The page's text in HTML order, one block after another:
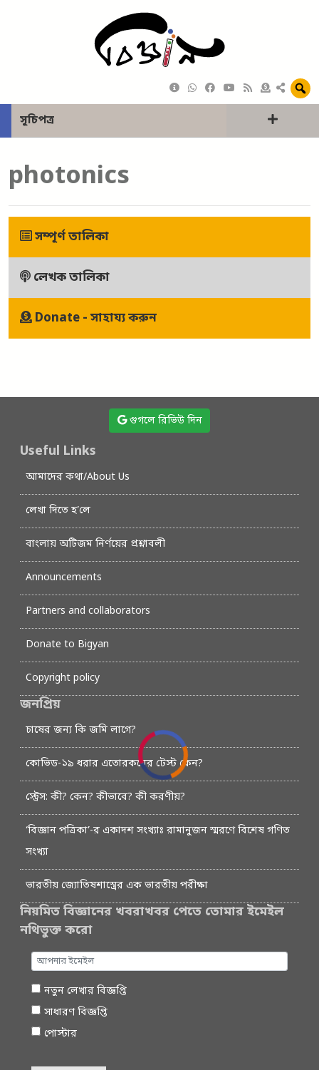
সূচিপত্র
photonics
সম্পূর্ণ তালিকা
লেখক তালিকা
Donate - সাহায্য করুন
গুগলে রিভিউ দিন
Useful Links
আমাদের কথা/About Us
লেখা দিতে হ’লে
বাংলায় অটিজম নির্ণয়ের প্রশ্নাবলী
Announcements
Partners and collaborators
Donate to Bigyan
Copyright policy
জনপ্রিয়
চাষের জন্য কি জমি লাগে?
কোভিড-১৯ ধরার এতোরকমের টেস্ট কেন?
স্ট্রেস: কী? কেন? কীভাবে? কী করণীয়?
‘বিজ্ঞান পত্রিকা’-র একাদশ সংখ্যাঃ রামানুজন স্মরণে বিশেষ গণিত
সংখ্যা
ভারতীয় জ্যোতিষশাস্ত্রের এক ভারতীয় পরীক্ষা
নিয়মিত বিজ্ঞানের খবরাখবর পেতে তোমার ইমেইল
নথিভুক্ত করো
নতুন লেখার বিজ্ঞপ্তি
সাধারণ বিজ্ঞপ্তি
পোস্টার